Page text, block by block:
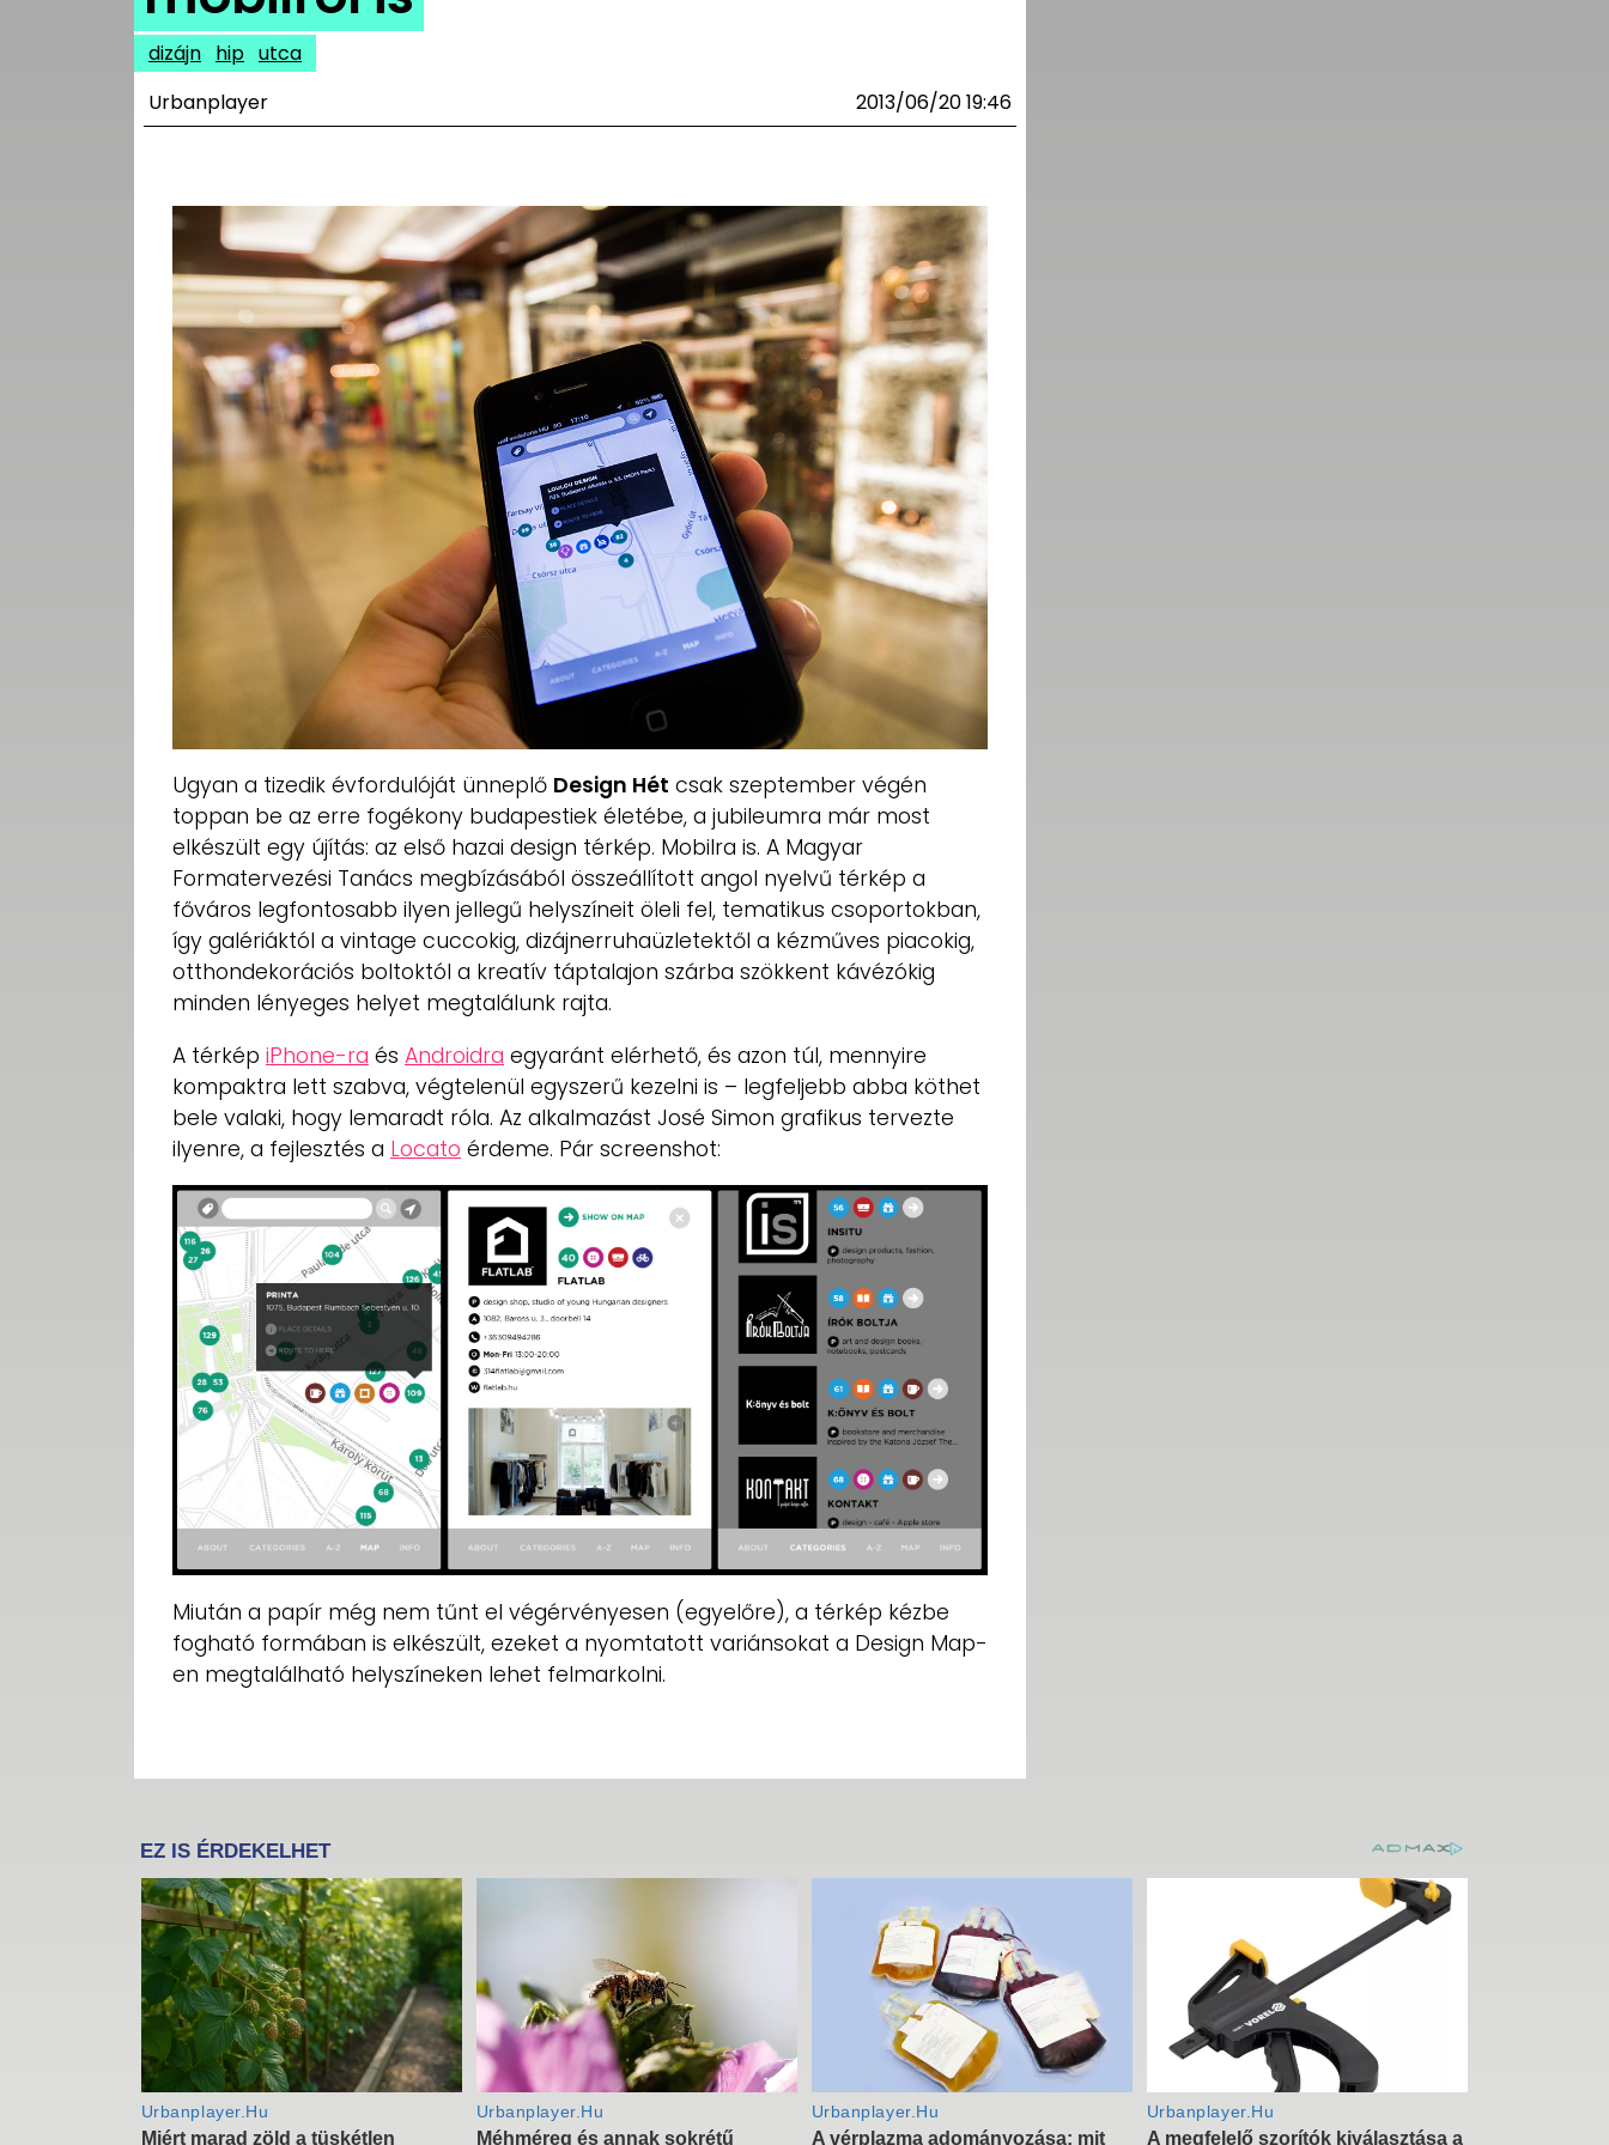
UTCA
MÉDIAAJÁNLAT
TÁJÉKOZTATÓ
dizájn hip utca
Urbanplayer
2013/06/20 19:46
Ugyan a tizedik évfordulóját ünneplő Design Hét csak szeptember végén
toppan be az erre fogékony budapestiek életébe, a jubileumra már most
elkészült egy újítás: az első hazai design térkép. Mobilra is. A Magyar
Formatervezési Tanács megbízásából összeállított angol nyelvű térkép a
főváros legfontosabb ilyen jellegű helyszíneit öleli fel, tematikus csoportokban,
így galériáktól a vintage cuccokig, dizájnerruhaüzletektől a kézműves piacokig,
otthondekorációs boltoktól a kreatív táptalajon szárba szökkent kávézókig
minden lényeges helyet megtalálunk rajta.
A térkép iPhone-ra és Androidra egyaránt elérhető, és azon túl, mennyire
kompaktra lett szabva, végtelenül egyszerű kezelni is – legfeljebb abba köthet
bele valaki, hogy lemaradt róla. Az alkalmazást José Simon grafikus tervezte
ilyenre, a fejlesztés a Locato érdeme. Pár screenshot:
Miután a papír még nem tűnt el végérvényesen (egyelőre), a térkép kézbe
fogható formában is elkészült, ezeket a nyomtatott variánsokat a Design Map-
en megtalálható helyszíneken lehet felmarkolni.